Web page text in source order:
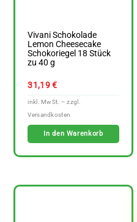
Vivani Schokolade
Lemon Cheesecake
Schokoriegel 18 Stück
zu 40 g
31,19€
In den Warenkorb